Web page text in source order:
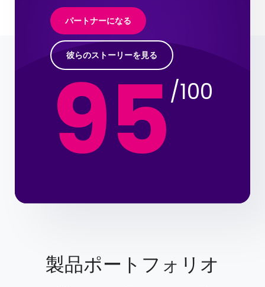
パートナーになる
彼らのストーリーを見る
/100
95
製品ポートフォリオ